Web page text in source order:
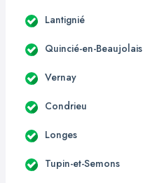
Lantignié
Quincié-en-Beaujolais
Vernay
Condrieu
Longes
Tupin-et-Semons